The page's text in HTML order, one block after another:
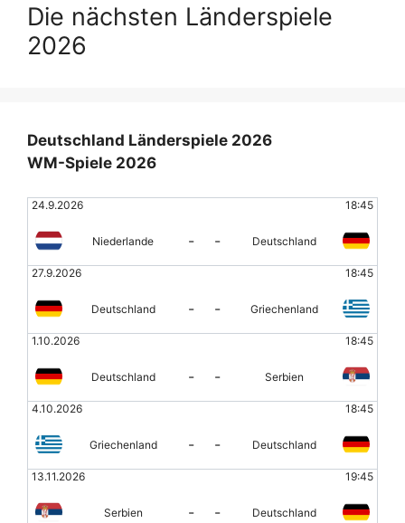
Die nächsten Länderspiele
2026
Deutschland Länderspiele 2026
WM-Spiele 2026
24.9.2026 18:45
Niederlande - - Deutschland
27.9.2026 18:45
Deutschland - - Griechenland
1.10.2026 18:45
Deutschland - - Serbien
4.10.2026 18:45
Griechenland - - Deutschland
13.11.2026 19:45
Serbien - - Deutschland